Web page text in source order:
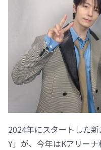
2024年にスタートした
Y」が、今年はKアリー